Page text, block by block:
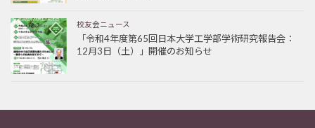
校友会ニュース
「令和4年度第65回日本大学工学部学術研究報告会：
12月3日（土）」開催のお知らせ